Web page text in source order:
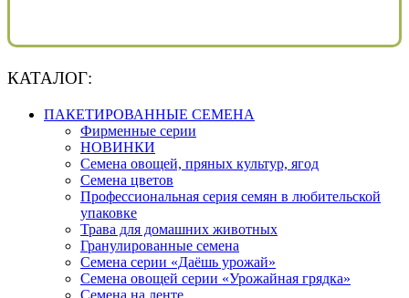
КАТАЛОГ:
ПАКЕТИРОВАННЫЕ СЕМЕНА
Фирменные серии
НОВИНКИ
Семена овощей, пряных культур, ягод
Семена цветов
Профессиональная серия семян в любительской
упаковке
Трава для домашних животных
Гранулированные семена
Семена серии «Даёшь урожай»
Семена овощей серии «Урожайная грядка»
Семена на ленте